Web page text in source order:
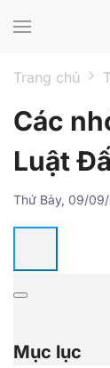
Trang chủ
Các
Luật
Thứ Bảy, 09/
Mục lục